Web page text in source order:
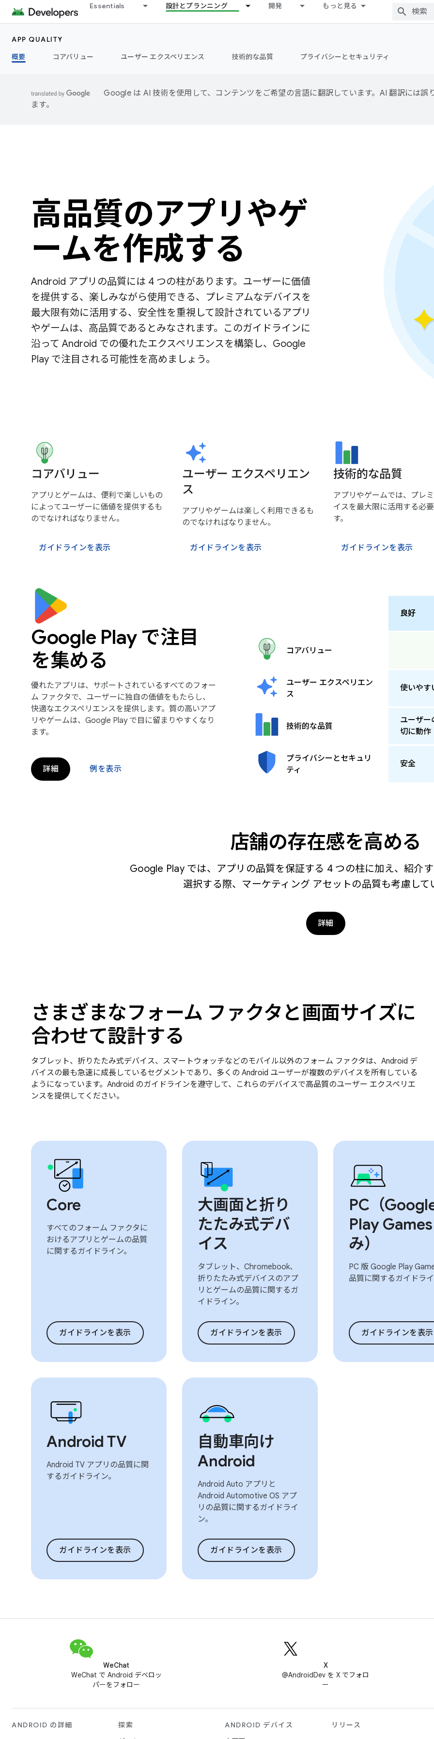
Essentials 設計とプランニング 開発 もっと見る
APP QUALITY
概要
コアバリュー ユーザー エクスペリエンス 技術的な品質 プライバシーとセキュリティ
Google は AI 技術を使用して、コンテンツをご希望の言語に翻訳しています。AI 翻訳には誤
ます。
高品質のアプリやゲ
ームを作成する
Android アプリの品質には 4 つの柱があります。ユーザーに価値
を提供する、楽しみながら使用できる、プレミアムなデバイスを
最大限有効に活用する、安全性を重視して設計されているアプリ
やゲームは、高品質であるとみなされます。このガイドラインに
沿って Android での優れたエクスペリエンスを構築し、Google
Play で注目される可能性を高めましょう。
コアバリュー
アプリとゲームは、便利で楽しいもの
によってユーザーに価値を提供するも
のでなければなりません。
ガイドラインを表示
ユーザー エクスペリエン
ス
アプリやゲームは楽しく利用できるも
のでなければなりません。
ガイドラインを表示
技術的な品質
アプリやゲームでは、プレ
イスを最大限に活用する必
す。
ガイドラインを表示
Google Play で注目
を集める
優れたアプリは、サポートされているすべてのフォー
ム ファクタで、ユーザーに独自の価値をもたらし、
快適なエクスペリエンスを提供します。質の高いアプ
リやゲームは、Google Play で目に留まりやすくなり
ます。
詳細 例を表示
良好
コアバリュー
ユーザー エクスペリエン
ス
使いやす
技術的な品質
ユーザー
切に動作
プライバシーとセキュリ
ティ
安全
店舗の存在感を高める
Google Play では、アプリの品質を保証する 4 つの柱に加え、紹介
選択する際、マーケティング アセットの品質も考慮して
詳細
さまざまなフォーム ファクタと画面サイズに
合わせて設計する
タブレット、折りたたみ式デバイス、スマートウォッチなどのモバイル以外のフォーム ファクタは、Android デ
バイスの最も急速に成長しているセグメントであり、多くの Android ユーザーが複数のデバイスを所有している
ようになっています。Android のガイドラインを遵守して、これらのデバイスで高品質のユーザー エクスペリエ
ンスを提供してください。
Core
すべてのフォーム ファクタに
おけるアプリとゲームの品質
に関するガイドライン。
ガイドラインを表示
大画面と折り
たたみ式デバ
イス
タブレット、Chromebook、
折りたたみ式デバイスのアプ
リとゲームの品質に関するガ
イドライン。
ガイドラインを表示
PC（
Play
み）
PC 版 Google Play
品質に関するガイドラ
ガイドラインを表示
Android TV
Android TV アプリの品質に関
するガイドライン。
ガイドラインを表示
自動車向け
Android
Android Auto アプリと
Android Automotive OS アプ
リの品質に関するガイドライ
ン。
ガイドラインを表示
WeChat
WeChat で Android デベロッ
パーをフォロー
X
@AndroidDev を X でフォロ
ー
ANDROID の詳細
探索
ANDROID デバイス
リリース